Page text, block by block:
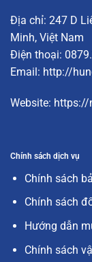
Địa chỉ: 247 D
Minh, Việt Nam
Điện thoại:
Email: http://
Website: https://
Chính sách dịch vụ
Chính sách
Chính sách
Hướng dẫn
Chính sách